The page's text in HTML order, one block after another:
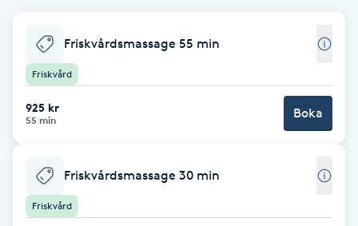
Blowout
Bottenfärg
Brynformning
Brynfärgning
Brynplockning
Friskvårdsmassage 55 min
Friskvård
925 kr
55 min Boka
Friskvårdsmassage 30 min
Friskvård